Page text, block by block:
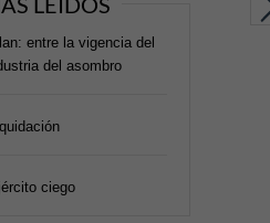
entre la vigencia del
del asombro
ciego